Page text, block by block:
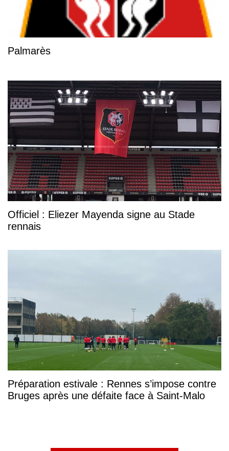
Palmarès
Officiel : Eliezer Mayenda signe au Stade
rennais
Préparation estivale : Rennes s’impose contre
Bruges après une défaite face à Saint-Malo